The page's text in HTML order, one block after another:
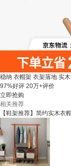
稳纳 衣帽架 衣架落地 实
97%好评 20万+评价
立即抢购
相关推荐
【鞋架推荐】简约实木衣